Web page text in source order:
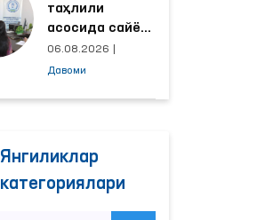
қўйилди
таҳлили
асосида сайёр
қабул
ўтказиладиган
06.08.2026
Давоми
Янгиликлар
категориялари